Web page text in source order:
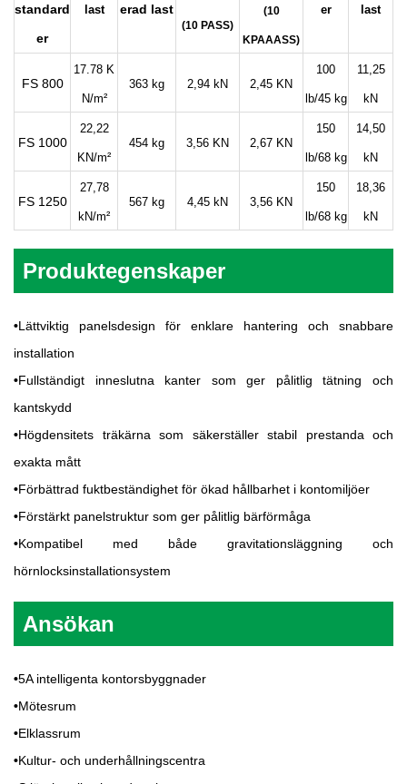
standard
er
last
erad last
er last
(10 PASS)
(10
KPAAASS)
FS 800
17.78 K
N/m²
363 kg 2,94 kN 2,45 KN
100
lb/45 kg
11,25
kN
FS 1000
22,22
KN/m²
454 kg 3,56 KN 2,67 KN
150
lb/68 kg
14,50
kN
FS 1250
27,78
kN/m²
567 kg 4,45 kN 3,56 KN
150
lb/68 kg
18,36
kN
Produktegenskaper
•Lättviktig panelsdesign för enklare hantering och snabbare
installation
•Fullständigt inneslutna kanter som ger pålitlig tätning och
kantskydd
•Högdensitets träkärna som säkerställer stabil prestanda och
exakta mått
•Förbättrad fuktbeständighet för ökad hållbarhet i kontomiljöer
•Förstärkt panelstruktur som ger pålitlig bärförmåga
•Kompatibel med både gravitationsläggning och
hörnlocksinstallationsystem
Ansökan
•5A intelligenta kontorsbyggnader
•Mötesrum
•Elklassrum
•Kultur- och underhållningscentra